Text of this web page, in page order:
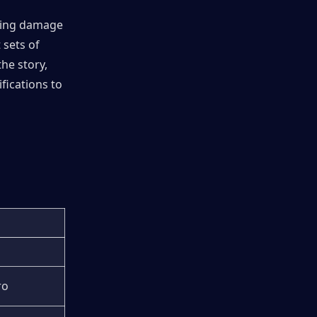
damage
sets of
story,
to